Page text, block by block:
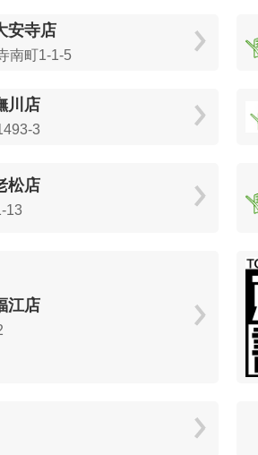
安寺店
南町1-1-5
川店
3
松店
13
江店